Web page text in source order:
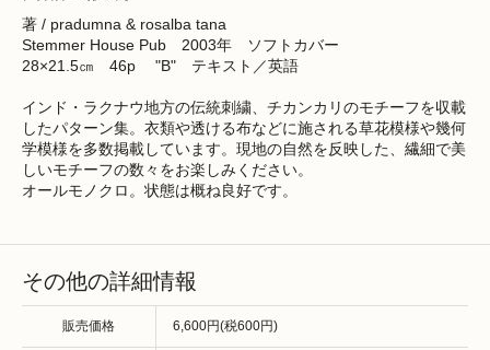
著 / pradumna & rosalba tana
Stemmer House Pub 2003年 ソフトカバー
28×21.5㎝ 46p "B" テキスト／英語
インド・ラクナウ地方の伝統刺繍、チカンカリのモチーフを収載
したパターン集。衣類や透ける布などに施される草花模様や幾何
学模様を多数掲載しています。現地の自然を反映した、繊細で美
しいモチーフの数々をお楽しみください。
オールモノクロ。状態は概ね良好です。
その他の詳細情報
販売価格 6,600円(税600円)